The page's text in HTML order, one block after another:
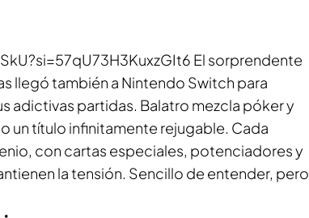
El sorprendente
llegó también a Nintendo Switch para
adictivas partidas. Balatro mezcla póker y
un título infinitamente rejugable. Cada
con cartas especiales, potenciadores y
la tensión. Sencillo de entender, pero